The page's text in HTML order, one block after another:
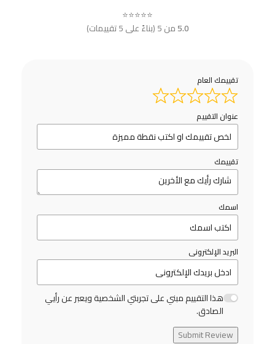
⭐⭐⭐⭐⭐
5.0من 5 (بناءً على 5 تقييمات)
تقييمك العام
عنوان التقييم
تقييمك
اسمك
البريد الإلكترونى
هذا التقييم مبني على تجربتي الشخصية ويعبر عن رأيي
الصادق.
Submit Review